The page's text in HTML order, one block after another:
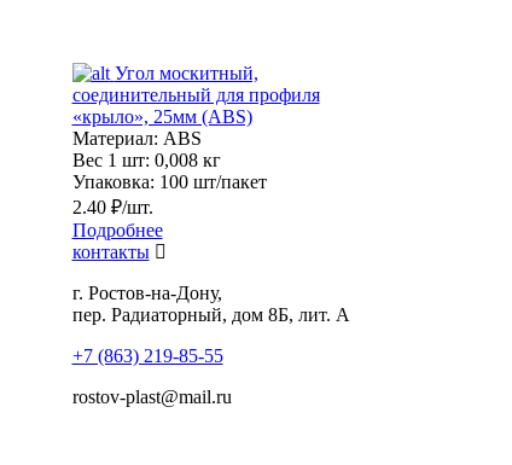
Угол москитный,
соединительный для профиля
«крыло», 25мм (ABS)
Материал: ABS
Вес 1 шт: 0,008 кг
Упаковка: 100 шт/пакет
2.40 ₽/шт.
Подробнее
контакты
г. Ростов-на-Дону,
пер. Радиаторный, дом 8Б, лит. А
+7 (863) 219-85-55
rostov-plast@mail.ru